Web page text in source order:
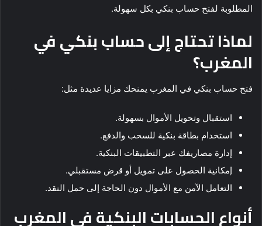
المطلوبة لفتح حساب بنكي بكل سهولة.
لماذا تحتاج إلى حساب بنكي في
المغرب؟
فتح حساب بنكي في المغرب يمنحك مزايا عديدة مثل:
استقبال وتحويل الأموال بسهولة.
استخدام بطاقة بنكية للسحب والدفع.
إدارة مصاريفك عبر التطبيقات البنكية.
إمكانية الحصول على تمويل أو قرض مستقبلي.
التعامل الآمن مع الأموال دون الحاجة إلى حمل النقد.
أنواع الحسابات البنكية في المغرب